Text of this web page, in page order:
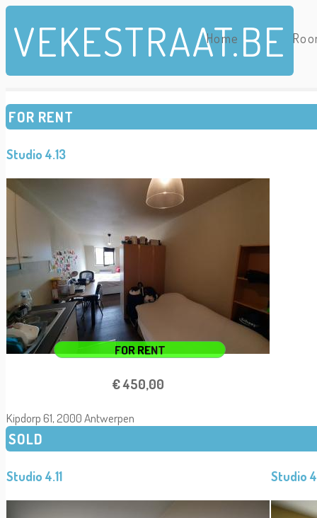
Skip to main content
VEKESTRAAT.BE
Home
FOR RENT
Studio 4.13
FOR RENT
€ 450,00
Kipdorp 61, 2000 Antwerpen
SOLD
Studio 4.11 Studio